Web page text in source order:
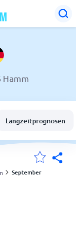
Hamm
Langzeitprognosen
September